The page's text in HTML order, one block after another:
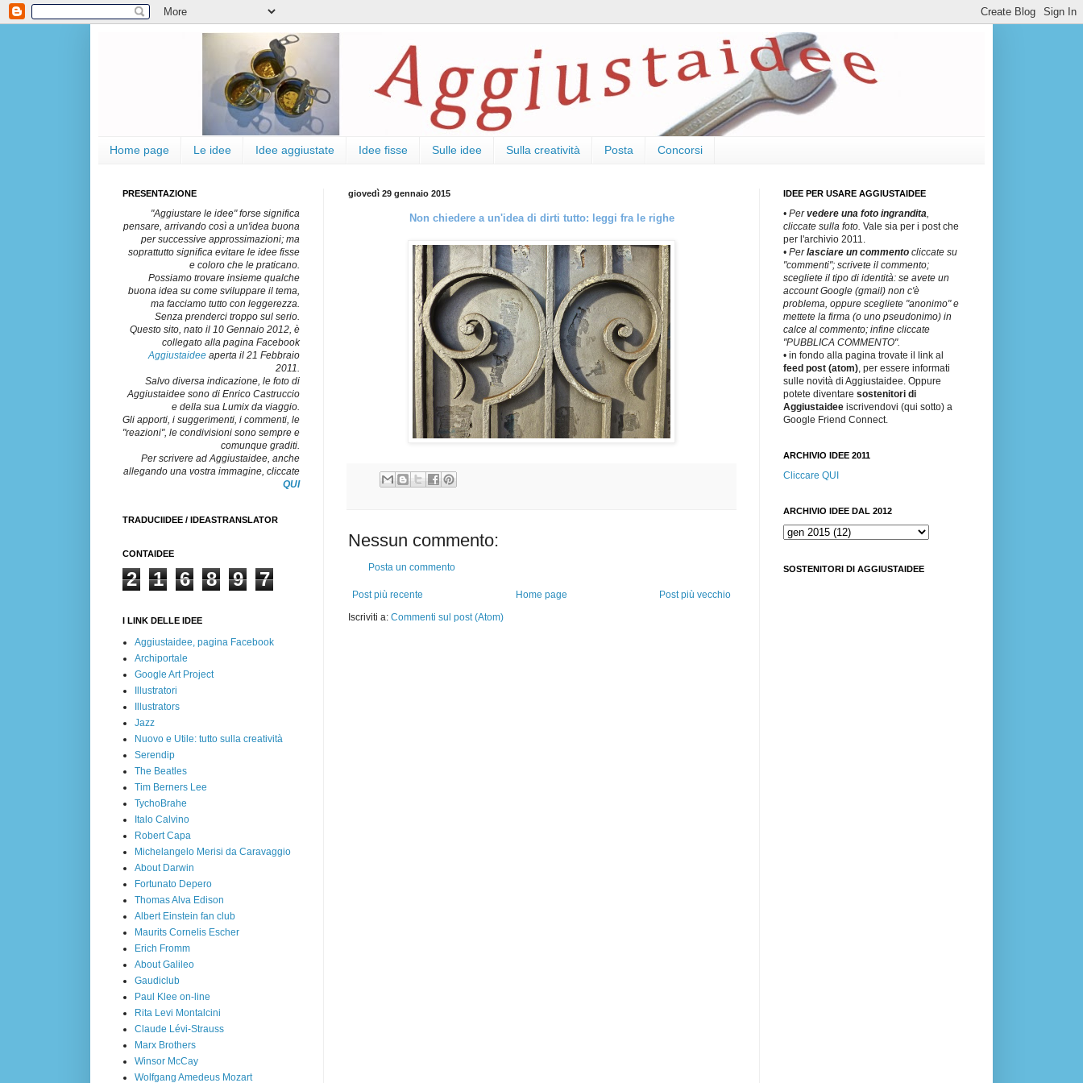
Home page Le idee Idee aggiustate Idee fisse Sulle idee Sulla creatività Posta Concorsi
giovedì 29 gennaio 2015
Non chiedere a un'idea di dirti tutto: leggi fra le righe
Nessun commento:
Posta un commento
Post più recente Post più vecchio
Home page
Iscriviti a: Commenti sul post (Atom)
PRESENTAZIONE
"Aggiustare le idee" forse significa
pensare, arrivando così a un'idea buona
per successive approssimazioni; ma
soprattutto significa evitare le idee fisse
e coloro che le praticano.
Possiamo trovare insieme qualche
buona idea su come sviluppare il tema,
ma facciamo tutto con leggerezza.
Senza prenderci troppo sul serio.
Questo sito, nato il 10 Gennaio 2012, è
collegato alla pagina Facebook
Aggiustaidee aperta il 21 Febbraio
2011.
Salvo diversa indicazione, le foto di
Aggiustaidee sono di Enrico Castruccio
e della sua Lumix da viaggio.
Gli apporti, i suggerimenti, i commenti, le
"reazioni", le condivisioni sono sempre e
comunque graditi.
Per scrivere ad Aggiustaidee, anche
allegando una vostra immagine, cliccate
QUI
TRADUCIIDEE / IDEASTRANSLATOR
CONTAIDEE
2 1 6 8 9 7
I LINK DELLE IDEE
Aggiustaidee, pagina Facebook
Archiportale
Google Art Project
Illustratori
Illustrators
Jazz
Nuovo e Utile: tutto sulla creatività
Serendip
The Beatles
Tim Berners Lee
TychoBrahe
Italo Calvino
Robert Capa
Michelangelo Merisi da Caravaggio
About Darwin
Fortunato Depero
Thomas Alva Edison
Albert Einstein fan club
Maurits Cornelis Escher
Erich Fromm
About Galileo
Gaudiclub
Paul Klee on-line
Rita Levi Montalcini
Claude Lévi-Strauss
Marx Brothers
Winsor McCay
Wolfgang Amedeus Mozart
IDEE PER USARE AGGIUSTAIDEE
• Pervedere una foto ingrandita
cliccate sulla foto. Vale sia per i post che
per l'archivio 2011.
• Perlasciare un commento cliccate su
"commenti"; scrivete il commento;
scegliete il tipo di identità: se avete un
account Google (gmail) non c'è
problema, oppure scegliete "anonimo" e
mettete la firma (o uno pseudonimo) in
calce al commento; infine cliccate
"PUBBLICA COMMENTO".
• in fondo alla pagina trovate il link al
feed post (atom) , per essere informati
sulle novità di Aggiustaidee. Oppure
potete diventare sostenitori di
Aggiustaidee iscrivendovi (qui sotto) a
Google Friend Connect.
ARCHIVIO IDEE 2011
Cliccare QUI
ARCHIVIO IDEE DAL 2012
SOSTENITORI DI AGGIUSTAIDEE